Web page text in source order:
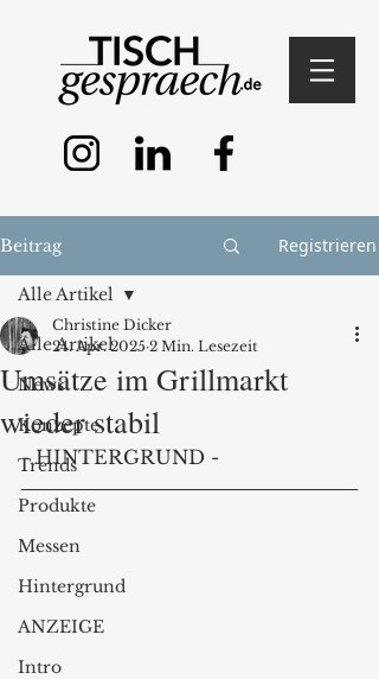
Beitrag Registrieren
Alle Artikel
News
Konzepte
Trends
Produkte
Messen
Hintergrund
ANZEIGE
Intro
Alle Artikel
Umsätze im Grillmarkt
wieder stabil
Christine Dicker
24. Apr. 2025 2 Min. Lesezeit
- HINTERGRUND -